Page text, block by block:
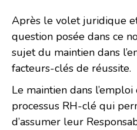
Après le volet juridique
question posée dans ce
sujet du maintien dans
facteurs-clés de réussite.
Le maintien dans
processus RH-clé qui
d’assumer leur